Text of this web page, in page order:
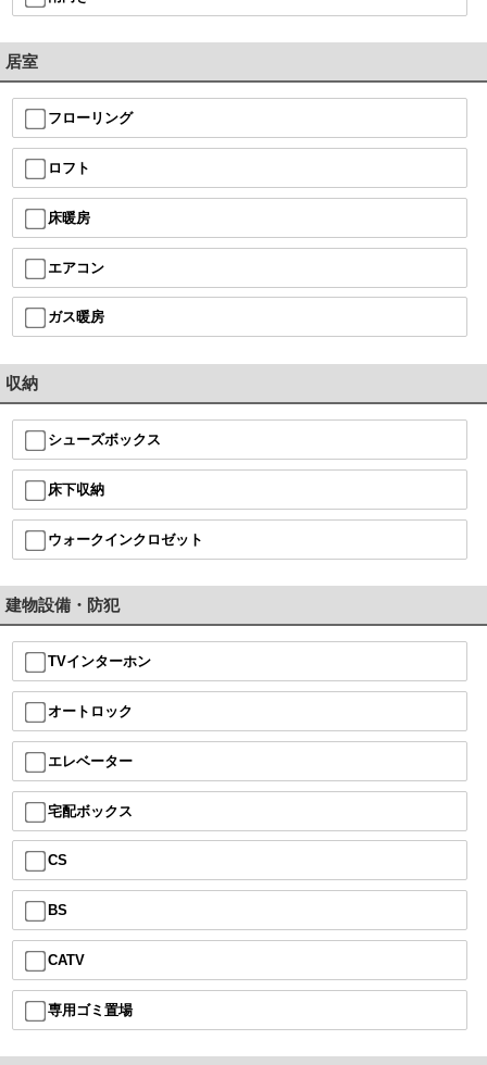
居室
フローリング
ロフト
床暖房
エアコン
ガス暖房
収納
シューズボックス
床下収納
ウォークインクロゼット
建物設備・防犯
TVインターホン
オートロック
エレベーター
宅配ボックス
CS
BS
CATV
専用ゴミ置場